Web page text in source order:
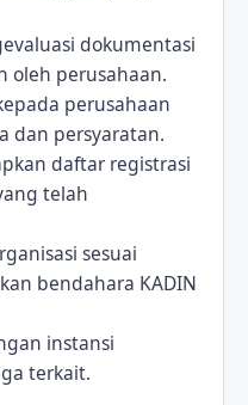
dokumentasi
oleh perusahaan.
perusahaan
dan persyaratan.
daftar registrasi
telah
sesuai
bendahara KADIN
instansi
terkait.